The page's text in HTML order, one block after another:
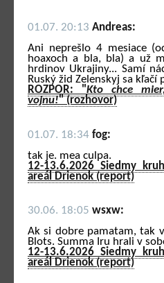
01.07. 20:13 Andreas:
Ani neprešlo 4 mesiace
hoaxoch a bla, bla) a už
hrdinov Ukrajiny... Samí
Ruský žid Zelenskyj sa kľačí
ROZPOR: "Kto chce
vojnu!" (rozhovor)
01.07. 18:34 fog:
tak je. mea culpa.
12-13.6.2026 Siedmy
areál Drienok (report)
30.06. 18:05 wsxw:
Ak si dobre pamatam, tak
Blots. Summa Iru hrali v
12-13.6.2026 Siedmy
areál Drienok (report)